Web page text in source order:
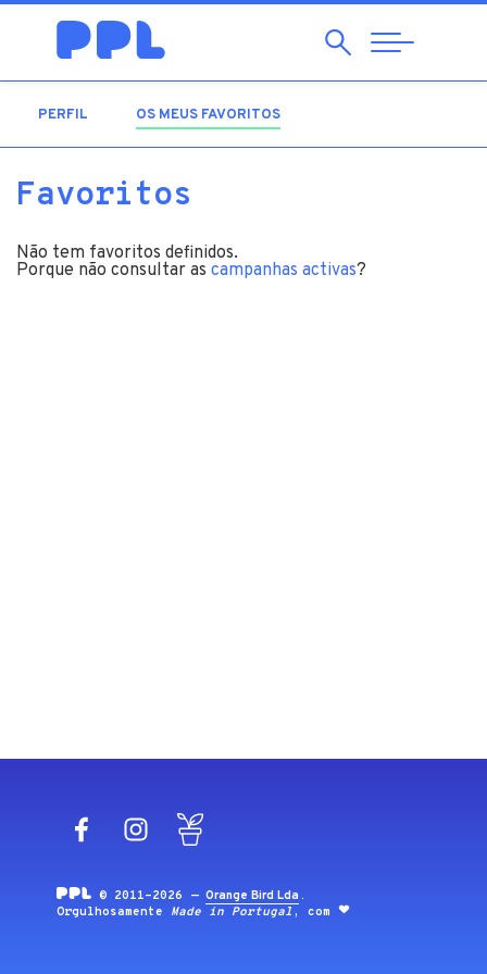
Pesquisar
Abrir
Navegação
PERFIL OS MEUS FAVORITOS
Favoritos
Não tem favoritos definidos.
Porque não consultar as campanhas activas?
FacebookInstagram
© 2011-2026 —Orange Bird Lda .
Orgulhosamente Made in Portugal , com